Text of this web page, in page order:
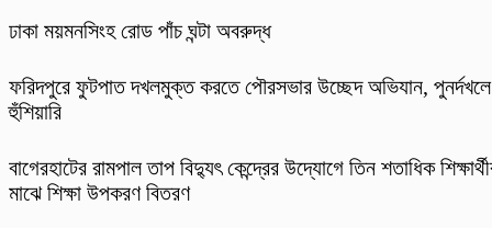
ঢাকা ময়মনসিংহ রোড পাঁচ ঘন্টা অবরুদ্ধ
ফরিদপুরে ফুটপাত দখলমুক্ত করতে পৌরসভার উচ্ছেদ অভিযান, পুনর্দখলে
হুঁশিয়ারি
বাগেরহাটের ‎রামপাল তাপ বিদ্যুৎ কেন্দ্রের উদ্যোগে তিন শতাধিক
মাঝে শিক্ষা উপকরণ বিতরণ